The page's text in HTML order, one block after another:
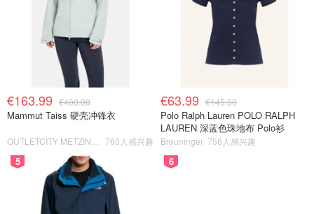
€163.99 €400.00
Mammut Taiss 硬壳冲锋衣
760人感兴趣
€63.99 €145.00
Polo Ralph Lauren POLO RALPH
LAUREN 深蓝色珠地布 Polo衫
Breuninger 756人感兴趣
5 6